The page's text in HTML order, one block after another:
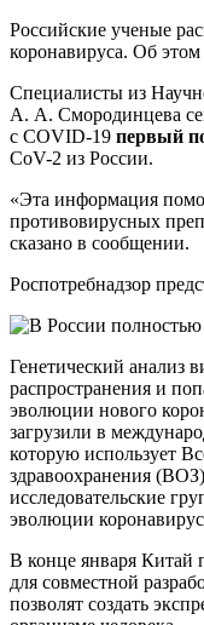
Российские ученые
коронавируса. Об
Специалисты из
А. А. Смородинцева
с COVID-19 первый
CoV-2 из России.
«Эта информация
противовирусных
сказано в сообщении.
Роспотребнадзор
Генетический анализ
распространения и
эволюции нового
загрузили в
которую использует
здравоохранения
исследовательские
эволюции
В конце января Китай
для совместной
позволят создать